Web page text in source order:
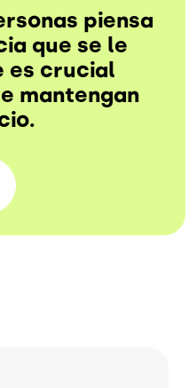
piensa
que se le
es crucial
mantengan